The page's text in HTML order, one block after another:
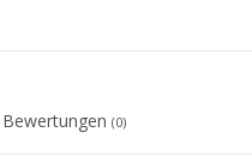
Bewertungen (0)